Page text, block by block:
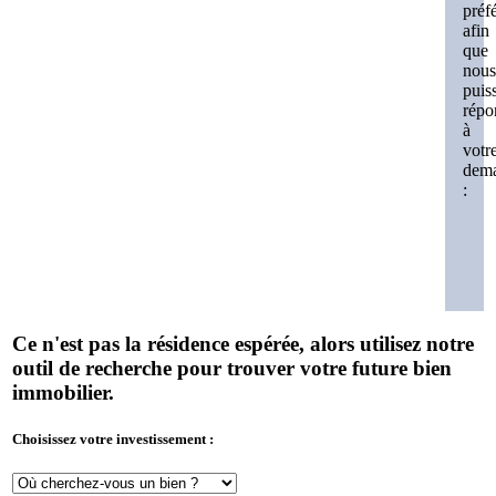
afin
que
nous
à
:
Ce n'est pas la résidence espérée, alors utilisez notre
outil de recherche pour trouver votre future bien
immobilier.
Choisissez votre investissement :